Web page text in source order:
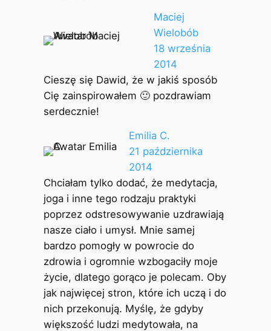
Maciej
Wielobób
18 września
2014
Cieszę się Dawid, że w jakiś sposób
Cię zainspirowałem 🙂 pozdrawiam
serdecznie!
Emilia C.
21 października
2014
Chciałam tylko dodać, że medytacja,
joga i inne tego rodzaju praktyki
poprzez odstresowywanie uzdrawiają
nasze ciało i umysł. Mnie samej
bardzo pomogły w powrocie do
zdrowia i ogromnie wzbogaciły moje
życie, dlatego gorąco je polecam. Oby
jak najwięcej stron, które ich uczą i do
nich przekonują. Myślę, że gdyby
większość ludzi medytowała, na